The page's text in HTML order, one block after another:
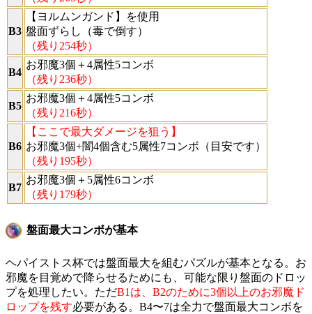
B3
【ヨルムンガンド】
を使用
盤面ずらし（毒で倒す）
（残り254秒）
B4
お邪魔3個＋4属性5コンボ
（残り236秒）
B5
お邪魔3個＋4属性5コンボ
（残り216秒）
B6
【ここで最大ダメージを狙う】
お邪魔3個+闇4個含む5属性7コンボ（目安です）
（残り195秒）
B7
お邪魔3個＋5属性6コンボ
（残り179秒）
盤面最大コンボが基本
ヘパイストス杯では盤面最大を組むパズルが基本となる。お
邪魔を目覚めで降らせるためにも、可能な限り盤面のドロッ
プを処理したい。ただB1は、B2のために3個以上のお邪魔ド
ロップを残す必要がある。B4〜7は全力で盤面最大コンボを